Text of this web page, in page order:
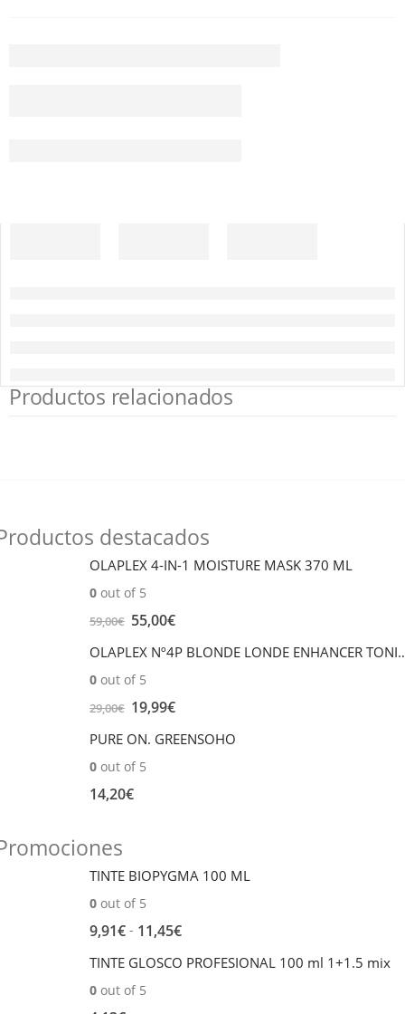
Productos relacionados
destacados
OLAPLEX 4-IN-1 MOISTURE MASK 370 ML
0 out of 5
59,00€ El
original
era:
59,00€.
55,00€El
actual
55,00€.
OLAPLEX Nº4P BLONDE
0 out of 5
29,00€ El
original
era:
29,00€.
19,99€El
actual
PURE ON. GREENSOHO
0 out of 5
14,20€
TINTE BIOPYGMA 100 ML
0 out of 5
9,91€ - 11,45€Rango
precios:
TINTE GLOSCO PROFESIONAL 100 ml 1+1.5 mix
0 out of 5